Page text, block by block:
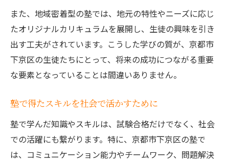
また、地域密着型の塾では、地元の特性やニーズに応じ
たオリジナルカリキュラムを展開し、生徒の興味を引き
出す工夫がされています。こうした学びの質が、京都市
下京区の生徒たちにとって、将来の成功につながる重要
な要素となっていることは間違いありません。
塾で得たスキルを社会で活かすために
塾で学んだ知識やスキルは、試験合格だけでなく、社会
での活躍にも繋がります。特に、京都市下京区の塾で
は、コミュニケーション能力やチームワーク、問題解決